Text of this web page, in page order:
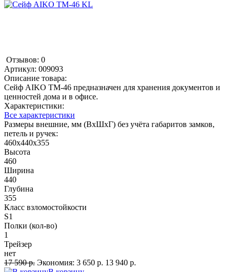
Отзывов: 0
Артикул: 009093
Описание товара:
Сейф AIKO TM-46 предназначен для хранения документов и
ценностей дома и в офисе.
Характеристики:
Все характеристики
Размеры внешние, мм (ВхШхГ) без учёта габаритов замков,
петель и ручек:
460x440x355
Высота
460
Ширина
440
Глубина
355
Класс взломостойкости
S1
Полки (кол-во)
1
Трейзер
нет
17 590 р. Экономия: 3 650 р. 13 940 р.